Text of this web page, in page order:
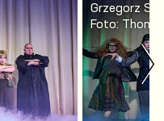
Grzegorz
Foto: